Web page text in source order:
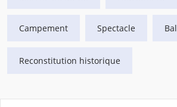
Campement Spectacle Bal
Reconstitution historique